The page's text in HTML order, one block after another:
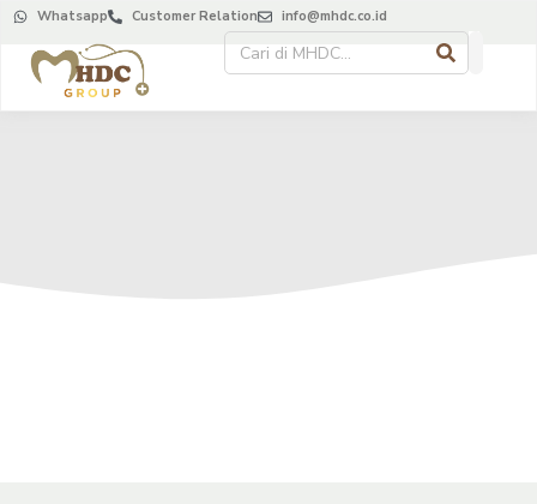
Whatsapp Customer Relation info@mhdc.co.id